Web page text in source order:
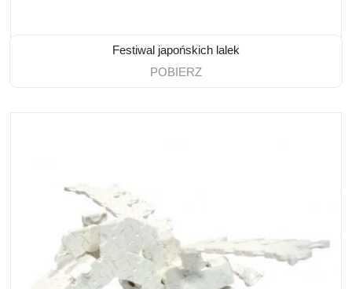
Festiwal japońskich lalek
POBIERZ